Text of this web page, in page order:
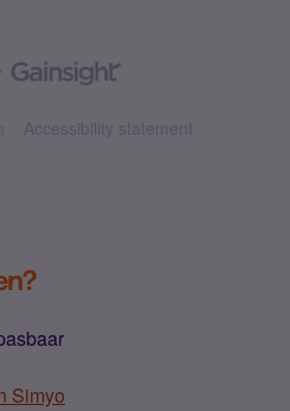
Accessibility statement
Simyo